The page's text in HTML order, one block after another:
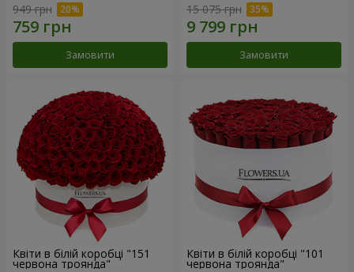
949 грн
Замовити
15 075 грн
Замовити
Квіти в білій коробці "151
червона троянда"
Квіти в білій коробці "101
червона троянда"